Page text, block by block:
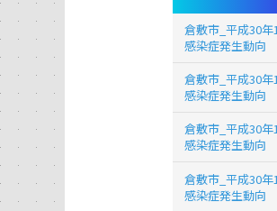
倉敷市_平成30年
感染症発生動向
倉敷市_平成30年
感染症発生動向
倉敷市_平成30年
感染症発生動向
倉敷市_平成30年
感染症発生動向